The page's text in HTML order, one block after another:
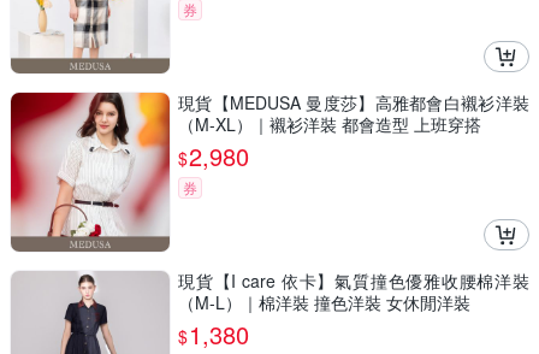
券
現貨【MEDUSA 曼度莎】高雅都會白襯衫洋裝
（M-XL）｜襯衫洋裝 都會造型 上班穿搭
$2,980
券
現貨【I care 依卡】氣質撞色優雅收腰棉洋裝
（M-L）｜棉洋裝 撞色洋裝 女休閒洋裝
$1,380